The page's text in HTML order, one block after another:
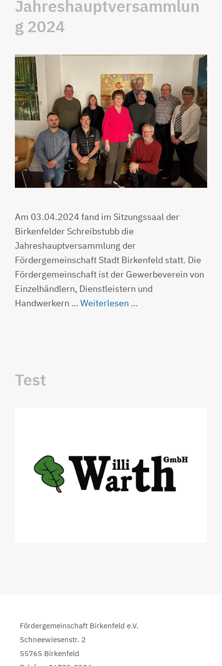
Jahreshauptversammlun
g 2024
Am 03.04.2024 fand im Sitzungssaal der
Birkenfelder Schreibstubb die
Jahreshauptversammlung der
Fördergemeinschaft Stadt Birkenfeld statt. Die
Fördergemeinschaft ist der Gewerbeverein von
Einzelhändlern, Dienstleistern und
Handwerkern … Weiterlesen …
Test
Fördergemeinschaft Birkenfeld e.V.
Schneewiesenstr. 2
55765 Birkenfeld